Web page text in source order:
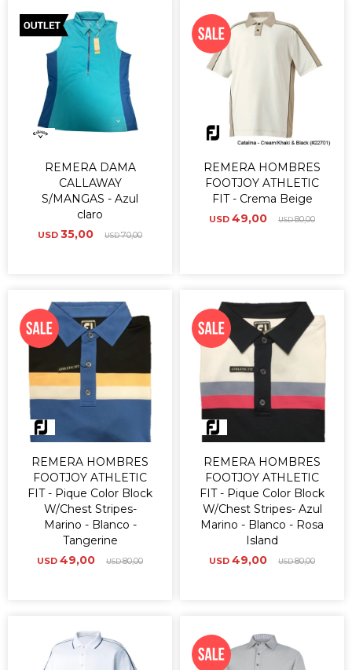
REMERA DAMA
CALLAWAY
S/MANGAS - Azul
claro
USD 35,00 USD70,00
REMERA HOMBRES
FOOTJOY ATHLETIC
FIT - Crema Beige
USD 49,00 USD80,00
REMERA HOMBRES
FOOTJOY ATHLETIC
FIT - Pique Color Block
W/Chest Stripes-
Marino - Blanco -
Tangerine
USD 49,00 USD80,00
REMERA HOMBRES
FOOTJOY ATHLETIC
FIT - Pique Color Block
W/Chest Stripes- Azul
Marino - Blanco - Rosa
Island
USD 49,00 USD80,00